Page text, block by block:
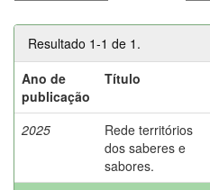
Resultado 1-1 de 1.
Ano de
publicação
Título
2025
Rede territórios
dos saberes e
sabores.